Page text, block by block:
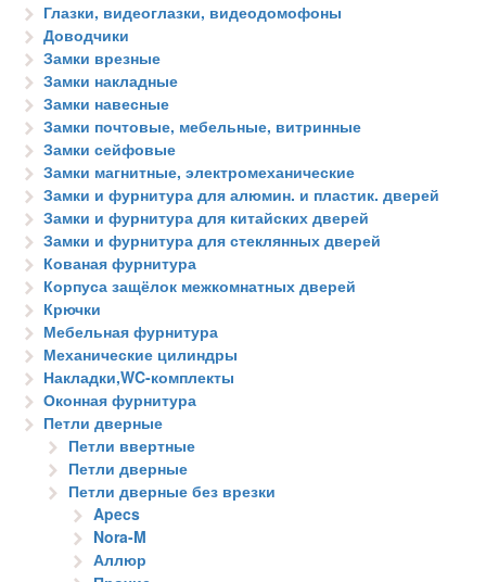
Глазки, видеоглазки, видеодомофоны
Доводчики
Замки врезные
Замки накладные
Замки навесные
Замки почтовые, мебельные, витринные
Замки сейфовые
Замки магнитные, электромеханические
Замки и фурнитура для алюмин. и пластик. дверей
Замки и фурнитура для китайских дверей
Замки и фурнитура для стеклянных дверей
Кованая фурнитура
Корпуса защёлок межкомнатных дверей
Крючки
Мебельная фурнитура
Механические цилиндры
Накладки,WC-комплекты
Оконная фурнитура
Петли дверные
Петли ввертные
Петли дверные
Петли дверные без врезки
Apecs
Nora-M
Аллюр